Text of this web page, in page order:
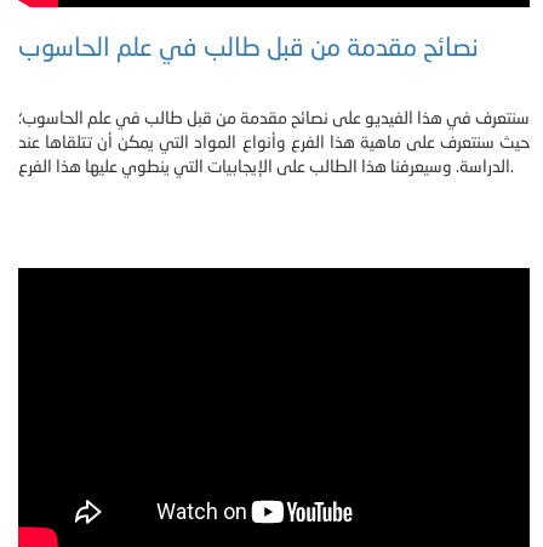
نصائح مقدمة من قبل طالب في علم الحاسوب
سنتعرف في هذا الفيديو على نصائح مقدمة من قبل طالب في علم الحاسوب؛
حيث سنتعرف على ماهية هذا الفرع وأنواع المواد التي يمكن أن تتلقاها عند
الدراسة. وسيعرفنا هذا الطالب على الإيجابيات التي ينطوي عليها هذا الفرع.